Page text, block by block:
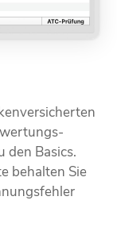
den Basics.
behalten Sie